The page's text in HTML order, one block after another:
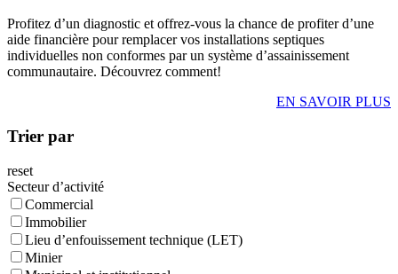
Profitez d’un diagnostic et offrez-vous la chance de profiter d’une
aide financière pour remplacer vos installations septiques
individuelles non conformes par un système d’assainissement
communautaire. Découvrez comment!
EN SAVOIR PLUS
Trier par
reset
Secteur d’activité
Commercial
Immobilier
Lieu d’enfouissement technique (LET)
Minier